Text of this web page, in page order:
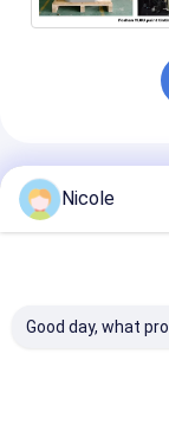
Empfohlene
Nicole
Good day, what